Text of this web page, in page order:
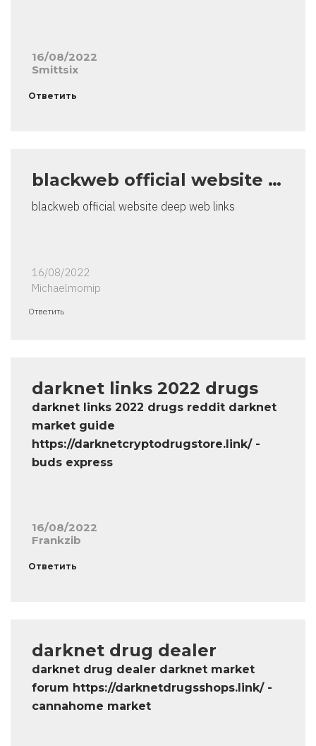
16/08/2022
Smittsix
Ответить
blackweb official website …
blackweb official website deep web links
16/08/2022
Michaelmomip
Ответить
darknet links 2022 drugs
darknet links 2022 drugs reddit darknet
market guide
https://darknetcryptodrugstore.link/ -
buds express
16/08/2022
Frankzib
Ответить
darknet drug dealer
darknet drug dealer darknet market
forum https://darknetdrugsshops.link/ -
cannahome market